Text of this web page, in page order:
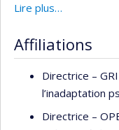
chez l’enfant (GRIP
https://
Dre Anne Monique
périnataux de la
https://
multidisciplinaires
Lire plus…
Affiliations
Directrice –
l’inadaptation
Directrice –